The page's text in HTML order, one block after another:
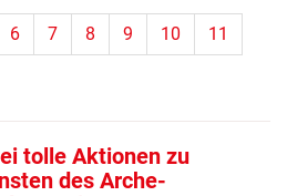
6 7 8 9 10
11
tolle Aktionen zu
des Arche-